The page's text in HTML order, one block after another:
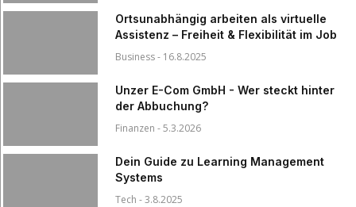
Ortsunabhängig arbeiten als virtuelle
Assistenz – Freiheit & Flexibilität im Job
Business - 16.8.2025
Unzer E-Com GmbH - Wer steckt hinter
der Abbuchung?
Finanzen - 5.3.2026
Dein Guide zu Learning Management
Systems
Tech - 3.8.2025